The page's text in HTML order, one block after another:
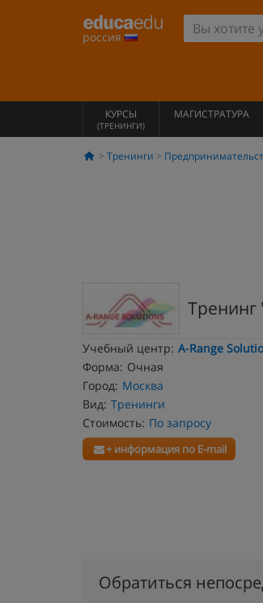
россия
КУРСЫ
(ТРЕНИНГИ)
МАГИСТРАТУРА
Тренинги
Учебный центр: A-Range
Форма: Очная
Город: Москва
Вид: Тренинги
Стоимость: По запросу
+ информация по E-mail
Обратиться